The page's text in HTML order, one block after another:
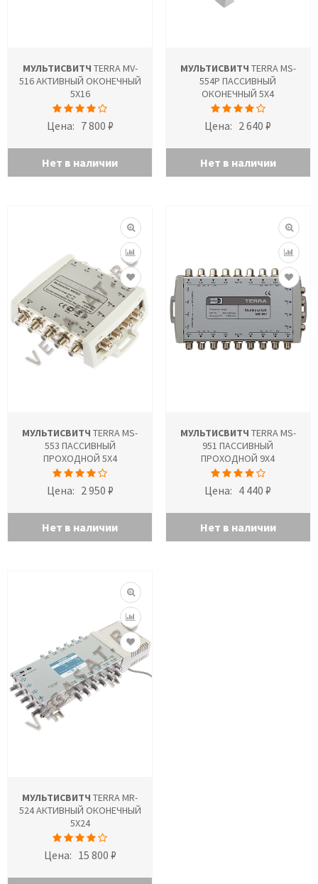
МУЛЬТИСВИТЧ TERRA MV-
516 АКТИВНЫЙ ОКОНЕЧНЫЙ
5X16
Цена: 7 800 ₽
Нет в наличии
МУЛЬТИСВИТЧ TERRA MS-
554P ПАССИВНЫЙ
ОКОНЕЧНЫЙ 5Х4
Цена: 2 640 ₽
Нет в наличии
МУЛЬТИСВИТЧ TERRA MS-
553 ПАССИВНЫЙ
ПРОХОДНОЙ 5Х4
Цена: 2 950 ₽
Нет в наличии
МУЛЬТИСВИТЧ TERRA MS-
951 ПАССИВНЫЙ
ПРОХОДНОЙ 9Х4
Цена: 4 440 ₽
Нет в наличии
МУЛЬТИСВИТЧ TERRA MR-
524 АКТИВНЫЙ ОКОНЕЧНЫЙ
5X24
Цена: 15 800 ₽